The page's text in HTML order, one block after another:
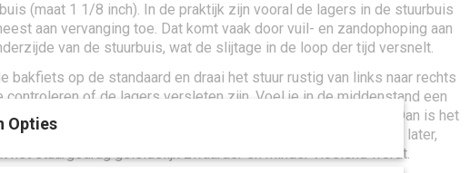
(maat 1 1/8 inch). In de praktijk zijn vooral de lagers in de stuurbuis
aan vervanging toe. Dat komt vaak door vuil- en zandophoping aan
van de stuurbuis, wat de slijtage in de loop der tijd versnelt.
bakfiets op de standaard en draai het stuur rustig van links naar rechts
controleren of de lagers versleten zijn. Voel je in de middenstand een
punt of lichte weerstand, of loopt het stuur niet meer soepel? Dan is het
de lagers te vervangen. Tijdens het rijden merk je dit vaak pas later,
het stuurgedrag geleidelijk zwaarder en minder vloeiend wordt.
Opties